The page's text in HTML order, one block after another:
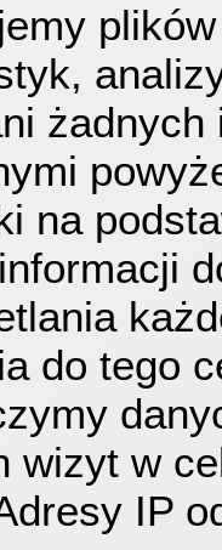
żadnych
na
do tego
wizyt w
IP